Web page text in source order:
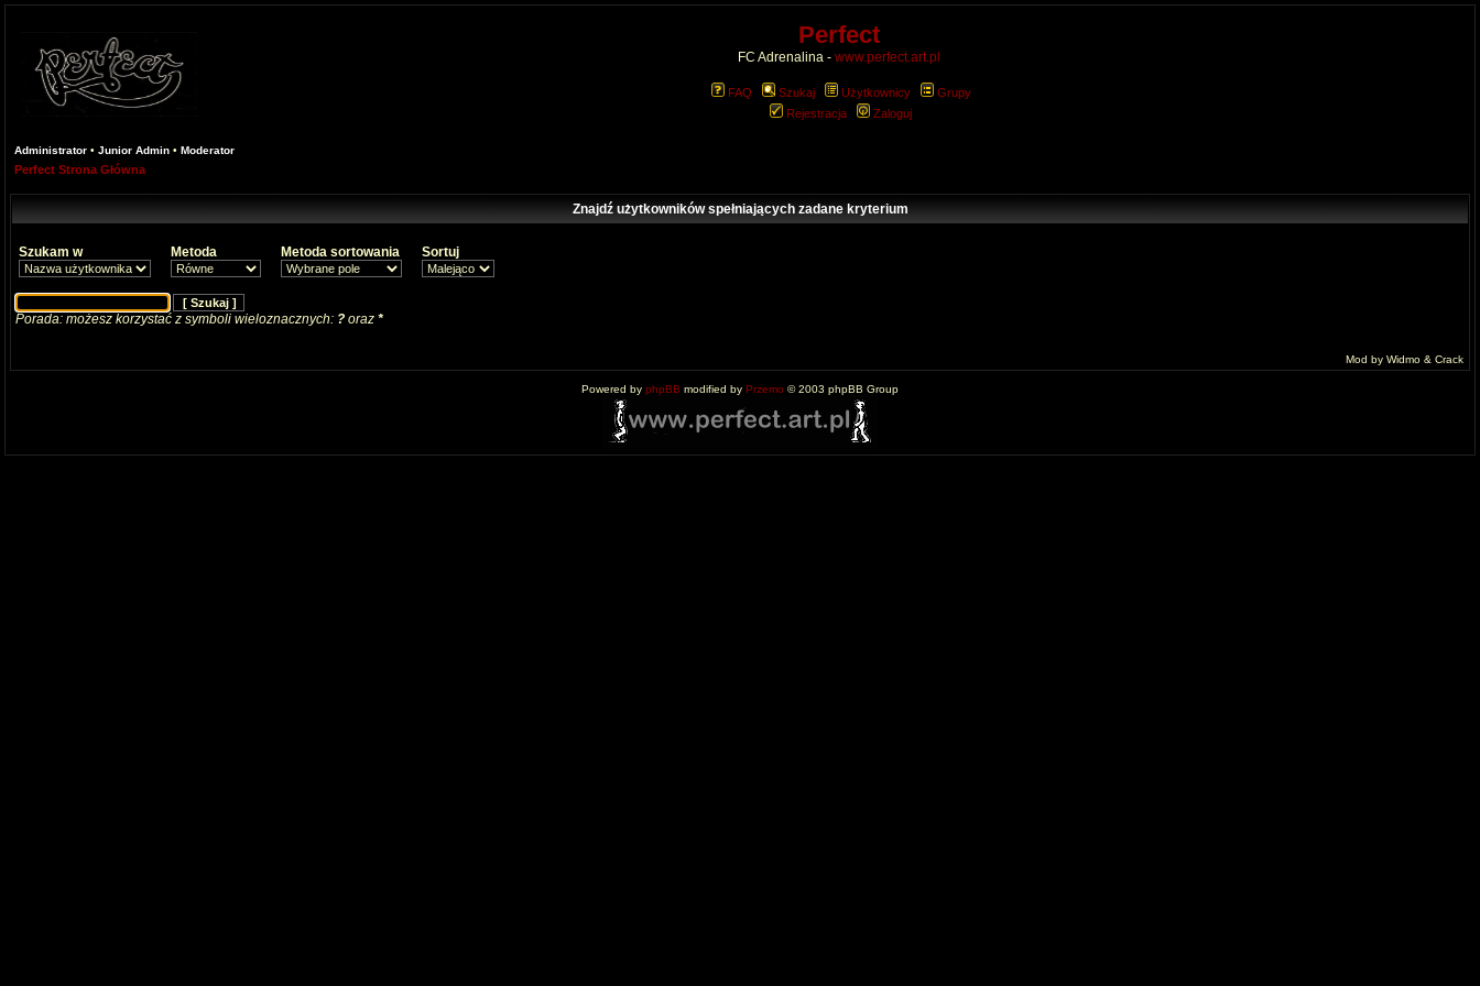
Perfect
FC Adrenalina - www.perfect.art.pl
FAQ Szukaj Użytkownicy
Grupy
Rejestracja
Zaloguj
Administrator • Junior Admin • Moderator
Perfect Strona Główna
Znajdź użytkowników spełniających zadane kryterium
Szukam w Metoda Metoda sortowania Sortuj
Porada: możesz korzystać z symboli wieloznacznych: ? oraz *
Mod by Widmo & Crack
Powered by phpBB modified by Przemo © 2003 phpBB Group